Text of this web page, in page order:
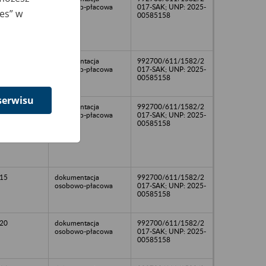
osobowo-płacowa
017-SAK; UNP: 2025-
00585158
dokumentacja
osobowo-płacowa
992700/611/1582/2
017-SAK; UNP: 2025-
00585158
dokumentacja
osobowo-płacowa
992700/611/1582/2
017-SAK; UNP: 2025-
00585158
dokumentacja
osobowo-płacowa
992700/611/1582/2
017-SAK; UNP: 2025-
00585158
dokumentacja
osobowo-płacowa
992700/611/1582/2
017-SAK; UNP: 2025-
00585158
w